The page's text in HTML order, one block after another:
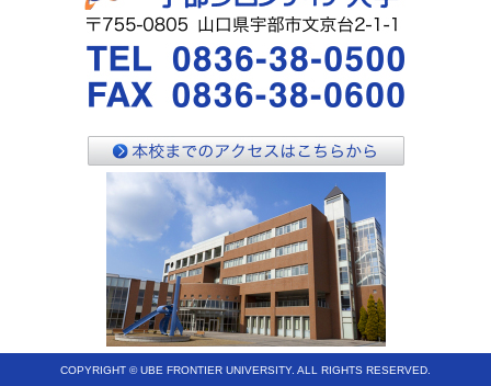
COPYRIGHT © UBE FRONTIER UNIVERSITY. ALL RIGHTS RESERVED.